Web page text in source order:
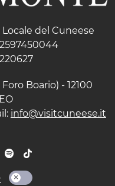
Locale del Cuneese
Boario) - 12100
info@visitcuneese.it